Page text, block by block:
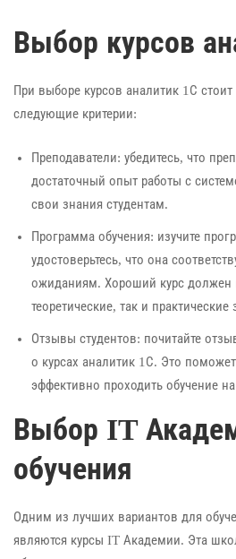
Выбор курсов
При выборе курсов аналитик 1С
следующие критерии:
Преподаватели: убедитесь, что
достаточный опыт работы с
свои знания студентам.
Программа обучения: изучите
удостоверьтесь, что она
ожиданиям. Хороший курс должен
теоретические, так и практические
Отзывы студентов: почитайте
о курсах аналитик 1С. Это
эффективно проходить обучение
Выбор IT
обучения
Одним из лучших вариантов для
являются курсы IT Академии. Эта